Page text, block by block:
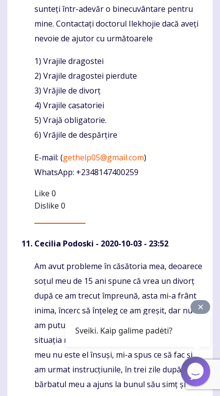
sunteți într-adevăr o binecuvântare pentru
mine. Contactați doctorul Ilekhojie dacă aveți
nevoie de ajutor cu următoarele
1) Vrajile dragostei
2) Vrajile dragostei pierdute
3) Vrăjile de divorț
4) Vrajile casatoriei
5) Vrajă obligatorie.
6) Vrăjile de despărțire
E-mail: (gethelp05@gmail.com)
WhatsApp: +2348147400259
Like 0
Dislike 0
Cecilia Podoski - 2020-10-03 - 23:52
Komentaras
Am avut probleme în căsătoria mea, deoarece
soțul meu de 15 ani spune că vrea un divorț
după ce am trecut împreună, asta mi-a frânt
inima, încerc să înțeleg ce am greșit, dar nu m-
am putut gândi la nimic, i-am spus vrăjitorului
situația mea și m-a făcut să înțeleg că soțul
meu nu este el însuși, mi-a spus ce să fac și
am urmat instrucțiunile, în trei zile după vraja,
bărbatul meu a ajuns la bunul său simț și a
Sveiki. Kaip galime padėti?